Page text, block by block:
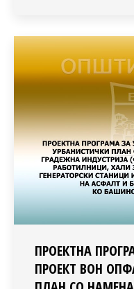
ПРОЕКТНА
ПРОЕКТ ВОН